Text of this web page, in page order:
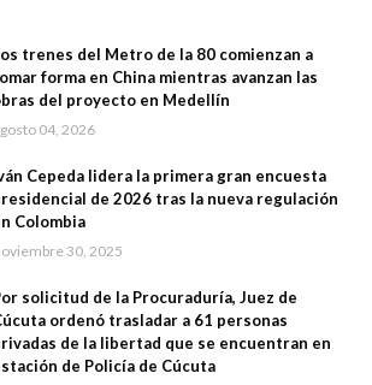
trenes del Metro de la 80 comienzan a
forma en China mientras avanzan las
del proyecto en Medellín
04, 2026
Cepeda lidera la primera gran encuesta
de 2026 tras la nueva regulación
Colombia
30, 2025
solicitud de la Procuraduría, Juez de
ordenó trasladar a 61 personas
de la libertad que se encuentran en
de Policía de Cúcuta